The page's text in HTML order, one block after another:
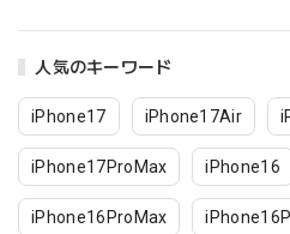
人気のキーワード
iPhone17 iPhone17Air
iPhone17ProMax iPhone16
iPhone16ProMax